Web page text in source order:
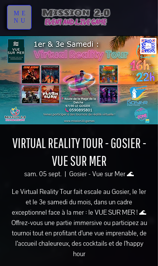
ME
NU
VIRTUAL REALITY TOUR - GOSIER -
VUE SUR MER
sam. 05 sept.
  |
Gosier - Vue sur Mer 🌊
Le Virtual Reality Tour fait escale au Gosier, le 1er
et le 3e samedi du mois, dans un cadre
exceptionnel face à la mer : le VUE SUR MER ! 🌊
Offrez-vous une partie immersive ou participez au
tournoi tout en profitant d’une vue imprenable, de
l’accueil chaleureux, des cocktails et de l’happy
hour